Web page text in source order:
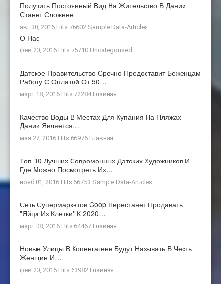
Получить Постоянный Вид На Жительство В Дании
Станет Сложнее
авг 30, 2016 Hits:76602 Sample Data-Articles
О Нас
фев 20, 2016 Hits:75710 Uncategorised
Датское Правительство Срочно Предоставит Беженцам
Работу С Оплатой От 50…
март 18, 2016 Hits:72284 Главная
Качество Воды В Местах Для Купания На Пляжах
Дании Является…
мая 27, 2016 Hits:66976 Главная
Топ-10 Лучших Современных Датских Художников И
Где Можно Посмотреть Их…
нояб 01, 2016 Hits:66753 Sample Data-Articles
Сеть Супермаркетов Coop Перестанет Продавать
"яйца Из Клетки" К 2020…
март 08, 2016 Hits:64467 Главная
Новые Улицы В Копенгагене Будут Называть В Честь
Женщин И…
фев 20, 2016 Hits:63982 Главная